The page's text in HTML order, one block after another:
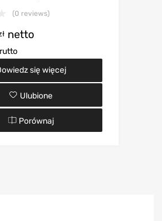
(0 reviews)
netto
się więcej
Ulubione
Porównaj